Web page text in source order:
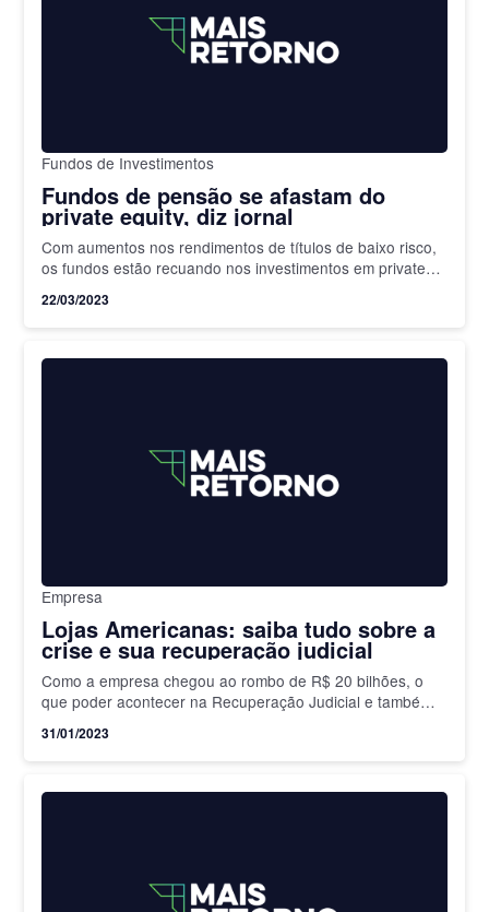
Fundos de Investimentos
Fundos de pensão se afastam do
private equity, diz jornal
Com aumentos nos rendimentos de títulos de baixo risco,
os fundos estão recuando nos investimentos em private
22/03/2023
Empresa
Lojas Americanas: saiba tudo sobre a
crise e sua recuperação judicial
Como a empresa chegou ao rombo de R$ 20 bilhões, o
que poder acontecer na Recuperação Judicial e também
31/01/2023